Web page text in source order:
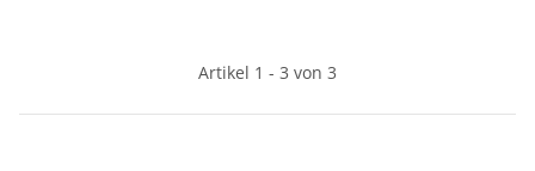
Artikel 1 - 3 von 3